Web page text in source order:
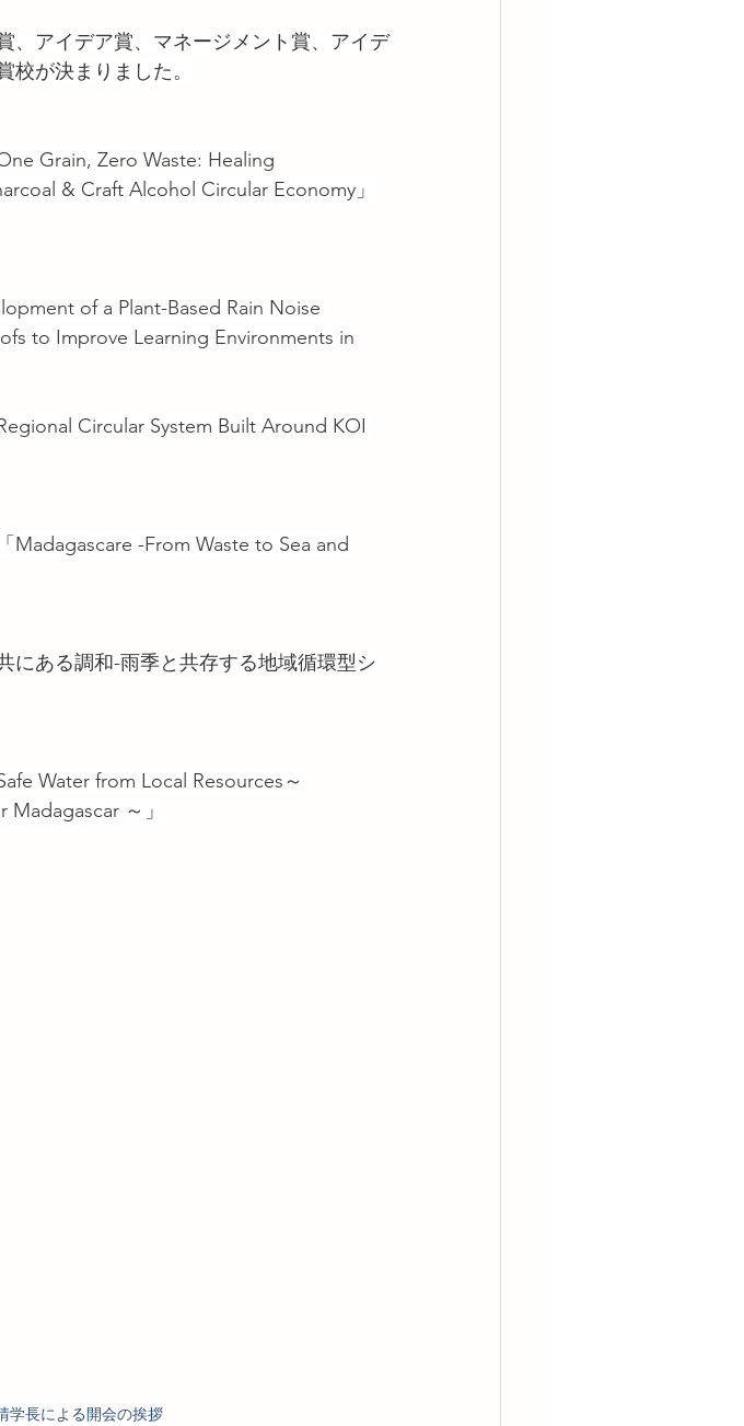
、アイデア賞、マネージメント賞、アイデ
が決まりました。
Grain, Zero Waste: Healing
& Craft Alcohol Circular Economy」
of a Plant-Based Rain Noise
to Improve Learning Environments in
Circular System Built Around KOI
Madagascare -From Waste to Sea and
にある調和-雨季と共存する地域循環型シ
Water from Local Resources～
～」
学長による開会の挨拶